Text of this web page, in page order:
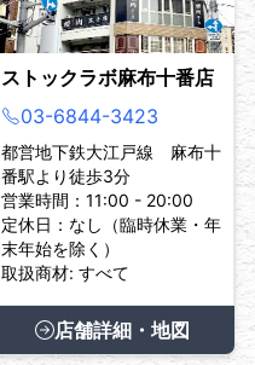
ストックラボ麻布十番店
03-6844-3423
都営地下鉄大江戸線 麻布十
番駅より徒歩3分
営業時間：11:00 - 20:00
定休日：なし（臨時休業・年
末年始を除く）
取扱商材: すべて
店舗詳細・地図